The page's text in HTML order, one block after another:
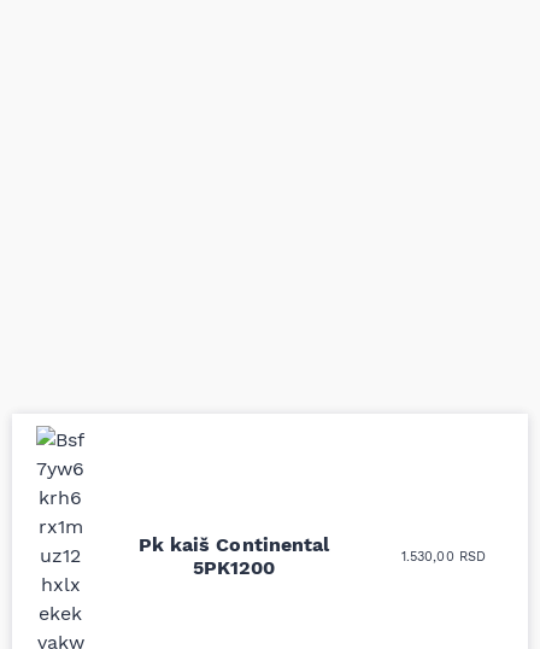
Pk kaiš Continental
5PK1200
1.530,00 RSD
Uporedila sam sve
moguće online
prodavnice auto delova
i definitivno najbolje
cene su ovde. Kupila
sam više puta auto
delove iz MD Auto. Uvek
Nisam bio siguran koji je
tačan naziv i tip